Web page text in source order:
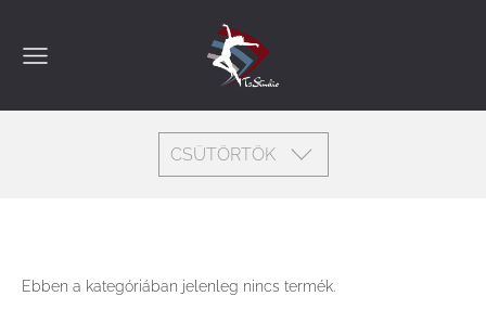
CSÜTÖRTÖK
Ebben a kategóriában jelenleg nincs termék.